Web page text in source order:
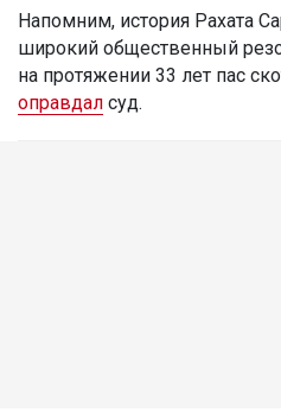
Напомним, история Рахата
широкий общественный
на протяжении 33 лет пас
оправдал суд.